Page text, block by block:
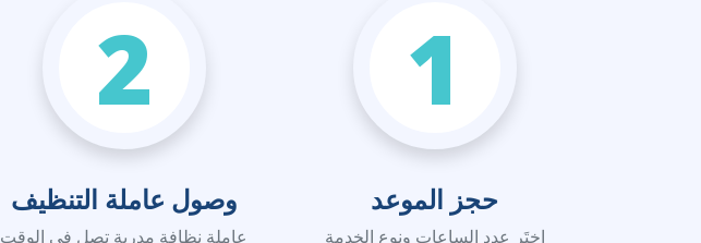
1
حجز الموعد
اختَر عدد الساعات ونوع الخدمة
2
وصول عاملة التنظيف
عاملة نظافة مدربة تصل في الوقت